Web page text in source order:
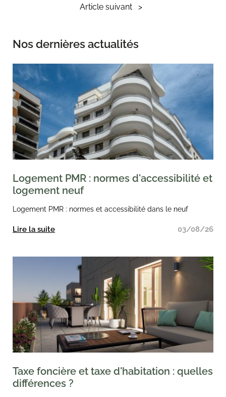
Article suivant
>
Nos dernières actualités
Logement PMR : normes d'accessibilité et
logement neuf
Logement PMR : normes et accessibilité dans le neuf
Lire la suite 03/08/26
Taxe foncière et taxe d'habitation : quelles
différences ?